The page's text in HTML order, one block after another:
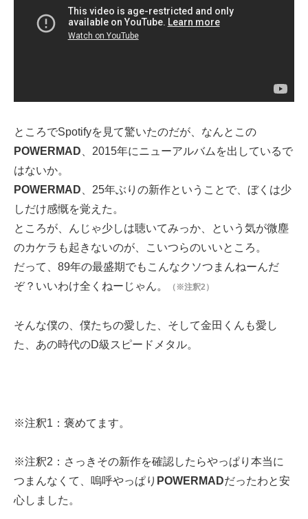
ところでSpotifyを見て驚いたのだが、なんとこの
POWERMAD 、2015年にニューアルバムを出しているで
はないか。
POWERMAD 、25年ぶりの新作ということで、ぼくは少
しだけ感慨を覚えた。
ところが、んじゃ少しは聴いてみっか、という気が微塵
のカケラも起きないのが、こいつらのいいところ。
だって、89年の最盛期でもこんなクソつまんねーんだ
ぞ？いいわけ全くねーじゃん。
（※注釈2）
そんな僕の、僕たちの愛した、そして金田くんも愛し
た、あの時代のD級スピードメタル。
※注釈1：褒めてます。
※注釈2：さっきその新作を確認したらやっぱり本当に
つまんなくて、嗚呼やっぱり POWERMADだったわと安
心しました。